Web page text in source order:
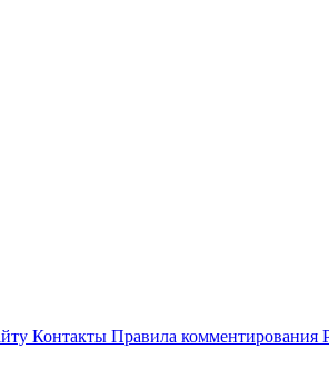
Контакты Правила комментирования